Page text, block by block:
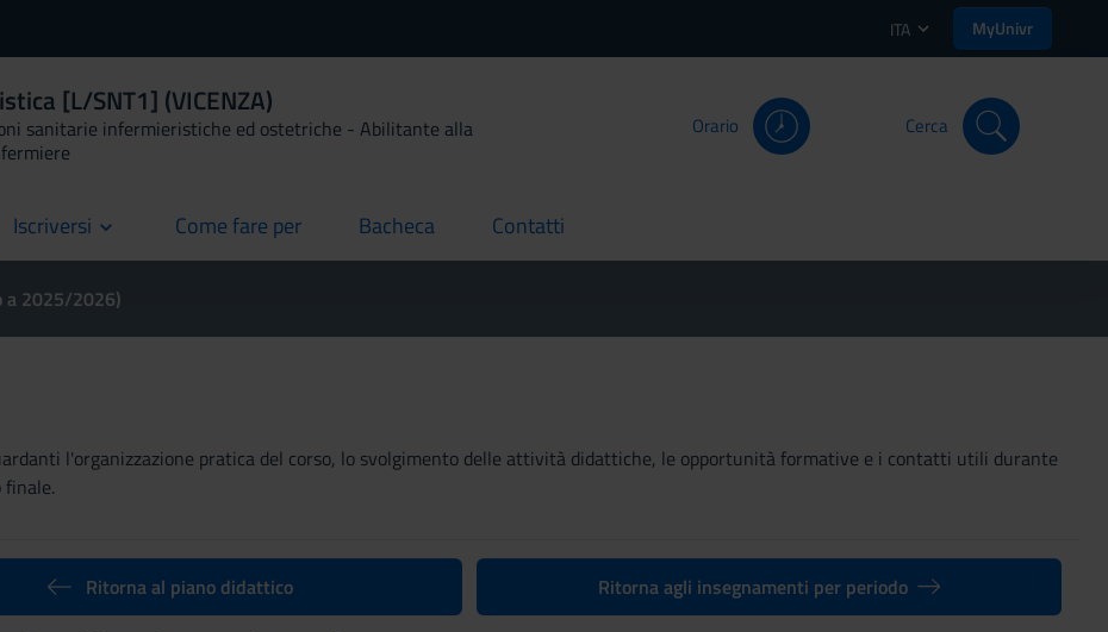
ITA MyUnivr
[L/SNT1] (VICENZA)
sanitarie infermieristiche ed ostetriche - Abilitante alla
Orario Cerca
Iscriversi Come fare per
current Bacheca
current Contatti
current
a 2025/2026)
l'organizzazione pratica del corso, lo svolgimento delle attività didattiche, le opportunità formative e i contatti utili durante
Ritorna al piano didattico Ritorna agli insegnamenti per periodo